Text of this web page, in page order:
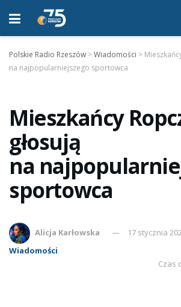
Polskie Radio Rzeszów >Wiadomości >
na najpopularniejszego sportowca
Mieszkańcy
głosują
na
sportowca
Alicja Karłowska
17 stycznia
Wiadomości
Czas